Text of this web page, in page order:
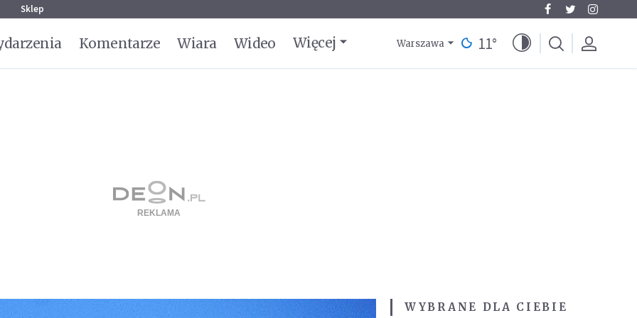
Sklep
Komentarze Wiara Wideo Więcej Warszawa 11°
WYBRANE DLA CIEBIE